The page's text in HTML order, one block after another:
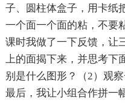
子、圆柱体盒子，用卡纸
一个面一个面的粘，不要
课时我做了一下反馈，让
上的面揭下来，并思考
别是什么图形？（2）观
最后，我让小组合作拼一